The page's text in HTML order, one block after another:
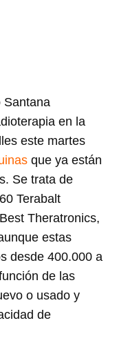
Santana
en la
este martes
que ya están
Se trata de
Terabalt
Theratronics,
estas
desde 400.000 a
de las
o usado y
de